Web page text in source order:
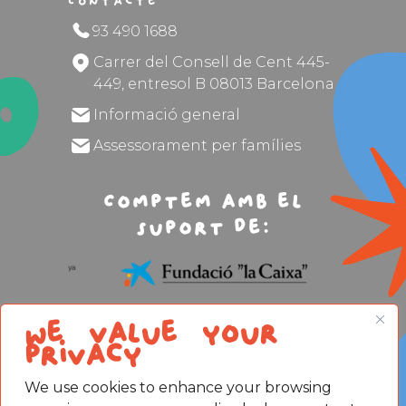
We value your
privacy
We use cookies to enhance your browsing
93 490 1688
Carrer del Consell de Cent 445-
449, entresol B 08013 Barcelona
Informació general
Assessorament per famílies
Comptem amb el
suport de:
Avís legal